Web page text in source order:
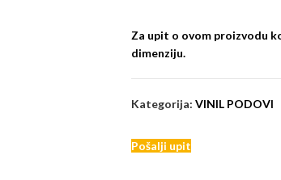
Za upit o ovom proizvodu
dimenziju.
Kategorija: VINIL PODOVI
Pošalji upit